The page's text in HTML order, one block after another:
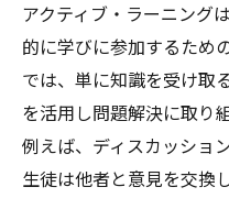
問題解決に必
実践的な練習
ケーススタデ
批判的思考の養
指導者の役割と
アクティブ・ラーニング
的に学びに参加するため
では、単に知識を受け取
を活用し問題解決に取り
例えば、ディスカッショ
生徒は他者と意見を交換